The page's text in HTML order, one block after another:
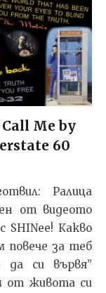
Me by
60
Ралица
от видеото
SHINee! Какво
повече за теб
да си вървя”
от живота си